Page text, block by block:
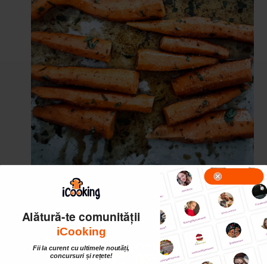
Se pun morcovii intr-o tava si se dau la cuptor la
190 grade pentru 40-45 minute.
Alătură-te comunității
iCooking
Fii la curent cu ultimele noutăți,
concursuri și rețete!